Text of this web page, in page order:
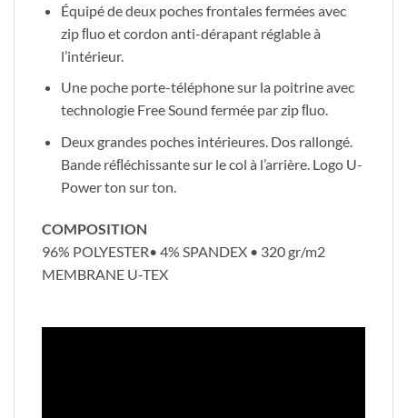
Équipé de deux poches frontales fermées avec
zip ﬂuo et cordon anti-dérapant réglable à
l’intérieur.
Une poche porte-téléphone sur la poitrine avec
technologie Free Sound fermée par zip ﬂuo.
Deux grandes poches intérieures. Dos rallongé.
Bande réﬂéchissante sur le col à l’arrière. Logo U-
Power ton sur ton.
COMPOSITION
96% POLYESTER• 4% SPANDEX • 320 gr/m2
MEMBRANE U-TEX